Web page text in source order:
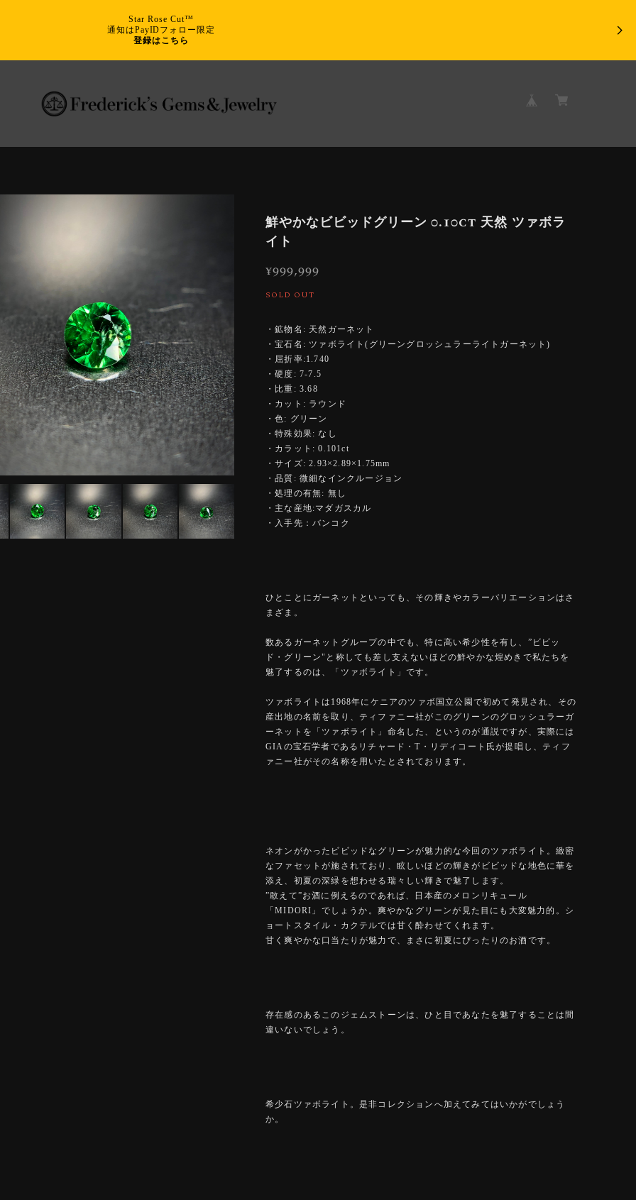
Star Rose Cut™
通知はPayIDフォロー限定
登録はこちら
鮮やかなビビッドグリーン 0.10ct 天然 ツァボラ
イト
¥999,999
SOLD OUT
・鉱物名: 天然ガーネット
・宝石名: ツァボライト(グリーングロッシュラーライトガーネット)
・屈折率:1.740
・硬度: 7-7.5
・比重: 3.68
・カット: ラウンド
・色: グリーン
・特殊効果: なし
・カラット: 0.101ct
・サイズ: 2.93×2.89×1.75mm
・品質: 微細なインクルージョン
・処理の有無: 無し
・主な産地:マダガスカル
・入手先：バンコク
ひとことにガーネットといっても、その輝きやカラーバリエーションはさ
まざま。
数あるガーネットグループの中でも、特に高い希少性を有し、”ビビッ
ド・グリーン"と称しても差し支えないほどの鮮やかな煌めきで私たちを
魅了するのは、「ツァボライト」です。
ツァボライトは1968年にケニアのツァボ国立公園で初めて発見され、その
産出地の名前を取り、ティファニー社がこのグリーンのグロッシュラーガ
ーネットを「ツァボライト」命名した、というのが通説ですが、実際には
GIAの宝石学者であるリチャード・T・リディコート氏が提唱し、ティフ
ァニー社がその名称を用いたとされております。
ネオンがかったビビッドなグリーンが魅力的な今回のツァボライト。緻密
なファセットが施されており、眩しいほどの輝きがビビッドな地色に華を
添え、初夏の深緑を想わせる瑞々しい輝きで魅了します。
”敢えて”お酒に例えるのであれば、日本産のメロンリキュール
「MIDORI」でしょうか。爽やかなグリーンが見た目にも大変魅力的。シ
ョートスタイル・カクテルでは甘く酔わせてくれます。
甘く爽やかな口当たりが魅力で、まさに初夏にぴったりのお酒です。
存在感のあるこのジェムストーンは、ひと目であなたを魅了することは間
違いないでしょう。
希少石ツァボライト。是非コレクションへ加えてみてはいかがでしょう
か。